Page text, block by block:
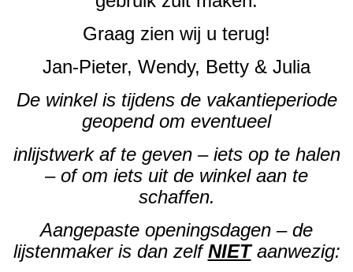
Graag zien wij u terug!
Jan-Pieter, Wendy, Betty & Julia
De winkel is tijdens de vakantieperiode
geopend om eventueel
inlijstwerk af te geven – iets op te halen
– of om iets uit de winkel aan te
schaffen.
Aangepaste openingsdagen – de
lijstenmaker is dan zelfNIETaanwezig: